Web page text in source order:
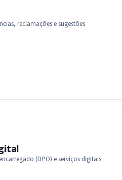
reclamações e sugestões
(DPO) e serviços digitais